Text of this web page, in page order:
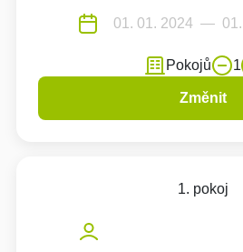
Pokojů 1
Změnit
1. pokoj